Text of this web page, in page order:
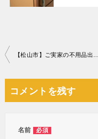
投
ビ
【松山市】ご実家の不用品出張回収・処分のご依頼 お客様の声
コメントを残す
名前 必須